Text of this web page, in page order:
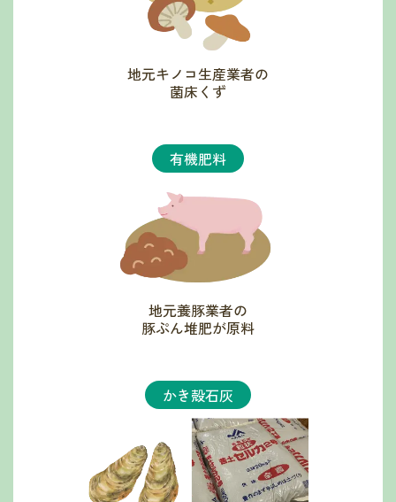
地元キノコ生産業者の
菌床くず
有機肥料
地元養豚業者の
豚ぷん堆肥が原料
かき殻石灰